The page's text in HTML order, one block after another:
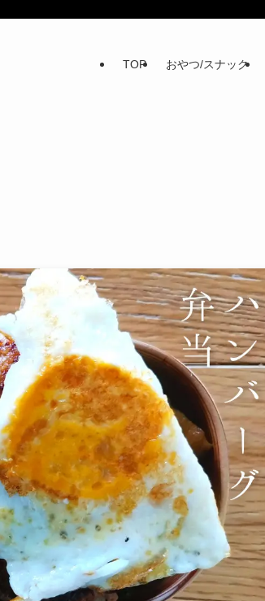
TOP おやつ/スナック